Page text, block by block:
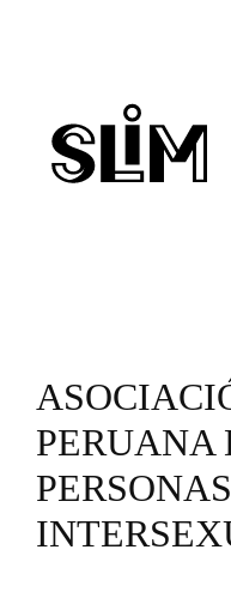
content
PERUANA
PERSONAS